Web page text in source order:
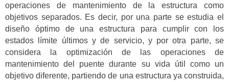
operaciones de mantenimiento de la estructura como
objetivos separados. Es decir, por una parte se estudia el
diseño óptimo de una estructura para cumplir con los
estados límite últimos y de servicio, y por otra parte, se
considera la optimización de las operaciones de
mantenimiento del puente durante su vida útil como un
objetivo diferente, partiendo de una estructura ya construida,